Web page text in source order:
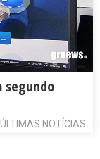
segundo
ÚLTIMAS NOTÍCIAS